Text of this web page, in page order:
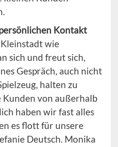
Kontakt
wie
sich und freut sich,
Gespräch, auch nicht
halten zu
Kunden von außerhalb
haben wir fast alles
es flott für unsere
Deutsch. Monika